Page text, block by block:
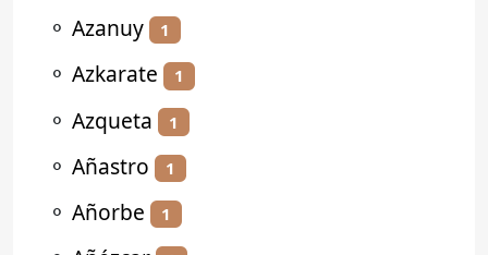
⚬ Azanuy 1
⚬ Azkarate 1
⚬ Azqueta 1
⚬ Añastro 1
⚬ Añorbe 1